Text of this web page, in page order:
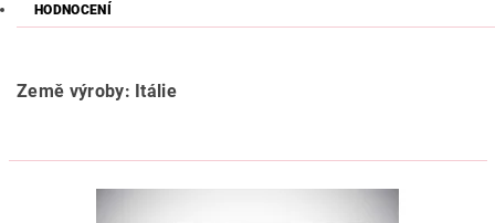
HODNOCENÍ
Země výroby: Itálie